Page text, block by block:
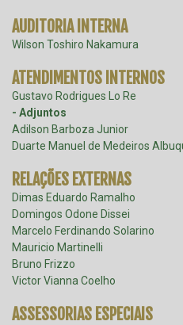
AUDITORIA INTERNA
Wilson Toshiro Nakamura
ATENDIMENTOS INTERNOS
Gustavo Rodrigues Lo Re
- Adjuntos
Adilson Barboza Junior
Duarte Manuel de Medeiros
RELAÇÕES EXTERNAS
Dimas Eduardo Ramalho
Domingos Odone Dissei
Marcelo Ferdinando Solarino
Mauricio Martinelli
Bruno Frizzo
Victor Vianna Coelho
ASSESSORIAS ESPECIAIS